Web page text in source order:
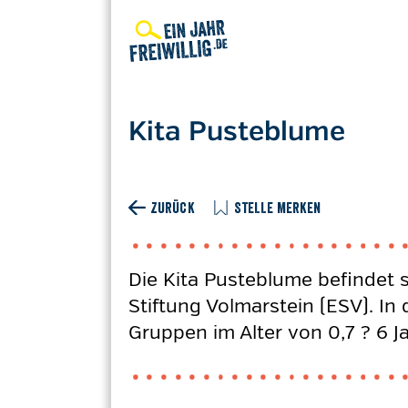
Kita Pusteblume
ZURÜCK STELLE MERKEN
Die Kita Pusteblume befindet
Stiftung Volmarstein (ESV).
Gruppen im Alter von 0,7 ? 6